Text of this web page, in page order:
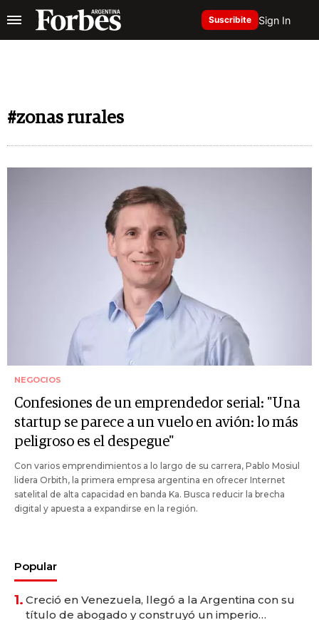
Suscribite Sign In
#zonas rurales
NEGOCIOS
Confesiones de un emprendedor serial: "Una
startup se parece a un vuelo en avión: lo más
peligroso es el despegue"
Con varios emprendimientos a lo largo de su carrera, Pablo Mosiul
lidera Orbith, la primera empresa argentina en ofrecer Internet
satelital de alta capacidad en banda Ka. Busca reducir la brecha
digital y apuesta a expandirse en la región.
Popular
1. Creció en Venezuela, llegó a la Argentina con su
título de abogado y construyó un imperio